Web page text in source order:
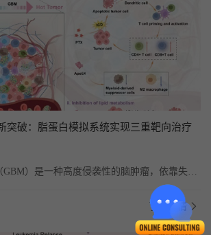
突破：脂蛋白模拟系统实现三重靶向治疗
）是一种高度侵袭性的脑肿瘤，依靠失调
了解详情